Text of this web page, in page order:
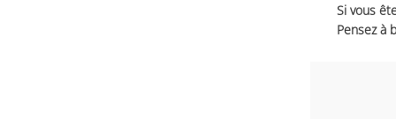
Si vous
Pensez à